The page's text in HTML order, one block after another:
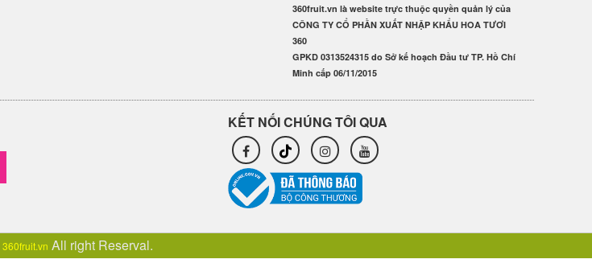
360fruit.vn là website trực thuộc quyền quản lý của
CÔNG TY CỔ PHẦN XUẤT NHẬP KHẨU HOA TƯƠI
360
GPKD 0313524315 do Sở kế hoạch Đầu tư TP. Hồ Chí
Minh cấp 06/11/2015
KẾT NỐI CHÚNG TÔI QUA
360fruit.vn All right Reserval.